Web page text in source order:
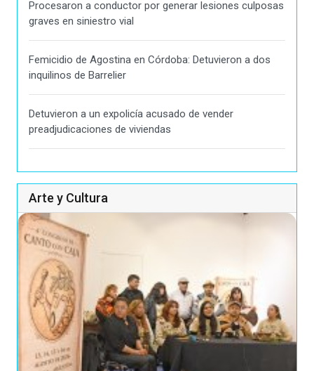
Procesaron a conductor por generar lesiones culposas
graves en siniestro vial
Femicidio de Agostina en Córdoba: Detuvieron a dos
inquilinos de Barrelier
Detuvieron a un expolicía acusado de vender
preadjudicaciones de viviendas
Arte y Cultura